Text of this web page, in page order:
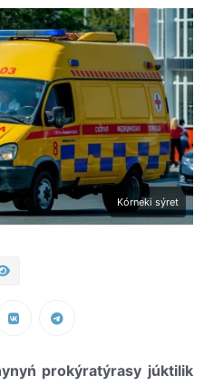
Kórneki sýret
prokýratýrasy júktilik